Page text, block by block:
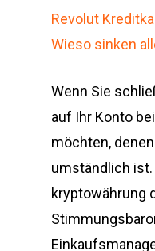
Revolut
Wieso sinken
Wenn Sie
auf Ihr Konto
möchten,
umständlich
kryptowährung